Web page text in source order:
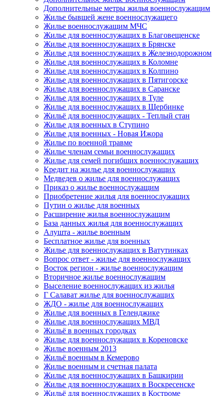
Дополнительные метры жилья военнослужащим
Жилье бывшей жене военнослужащего
Жилье военнослужащим МЧС
Жилье для военнослужащих в Благовещенске
Жилье для военнослужащих в Брянске
Жилье для военнослужащих в Железнодорожном
Жилье для военнослужащих в Коломне
Жилье для военнослужащих в Колпино
Жилье для военнослужащих в Пятигорске
Жилье для военнослужащих в Саранске
Жилье для военнослужащих в Туле
Жилье для военнослужащих в Щербинке
Жильё для военнослужащих - Теплый стан
Жилье для военных в Ступино
Жилье для военных - Новая Ижора
Жилье по военной травме
Жилье членам семьи военнослужащих
Жилье для семей погибших военнослужащих
Кредит на жилье для военнослужащих
Медведев о жилье для военнослужащих
Приказ о жилье военнослужащим
Приобретение жилья для военнослужащих
Путин о жилье для военных
Расширение жилья военнослужащим
База данных жилья для военнослужащих
Алушта - жилье военным
Бесплатное жилье для военных
Жилье для военнослужащих в Ватутинках
Вопрос ответ - жилье для военнослужащих
Восток регион - жилье военнослужащим
Вторичное жилье военнослужащим
Выселение военнослужащих из жилья
Г Салават жилье для военнослужащих
ЖДО - жилье для военнослужащих
Жилье для военных в Геленджике
Жилье для военнослужащих МВД
Жильё в военных городках
Жилье для военнослужащих в Кореновске
Жилье военным 2013
Жильё военным в Кемерово
Жилье военным и счетная палата
Жилье для военнослужащих в Башкирии
Жилье для военнослужащих в Воскресенске
Жильё для военнослужащих в Костроме